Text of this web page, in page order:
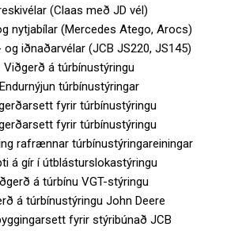
(Claas með JD vél)
nytjabílar (Mercedes Atego, Arocs)
og iðnaðarvélar (JCB JS220, JS145)
Viðgerð á túrbínustýringu
Endurnýjun túrbínustýringar
fyrir túrbínustýringu
fyrir túrbínustýringu
rafrænnar túrbínustýringareiningar
á gír í útblásturslokastýringu
á túrbínu VGT-stýringu
á túrbínustýringu John Deere
fyrir stýribúnað JCB